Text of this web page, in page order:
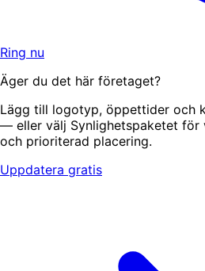
Ring nu
Äger du det här företaget?
Lägg till logotyp, öppettider och
— eller välj Synlighetspaketet för
och prioriterad placering.
Uppdatera gratis